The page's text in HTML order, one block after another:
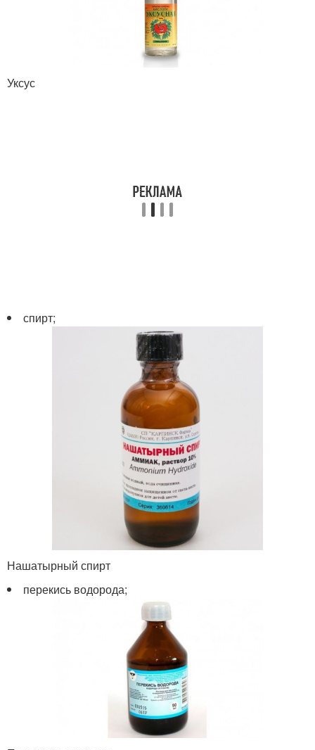
Уксус
спирт;
Нашатырный спирт
перекись водорода;